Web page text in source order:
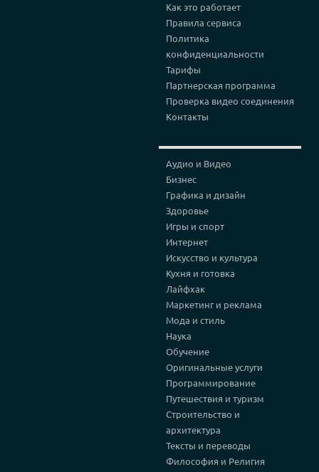
Как это работает
Правила сервиса
Политика
конфиденциальности
Тарифы
Партнерская программа
Проверка видео соединения
Контакты
Аудио и Видео
Бизнес
Графика и дизайн
Здоровье
Игры и спорт
Интернет
Искусство и культура
Кухня и готовка
Лайфхак
Маркетинг и реклама
Мода и стиль
Наука
Обучение
Оригинальные услуги
Программирование
Путешествия и туризм
Строительство и
архитектура
Тексты и переводы
Философия и Религия